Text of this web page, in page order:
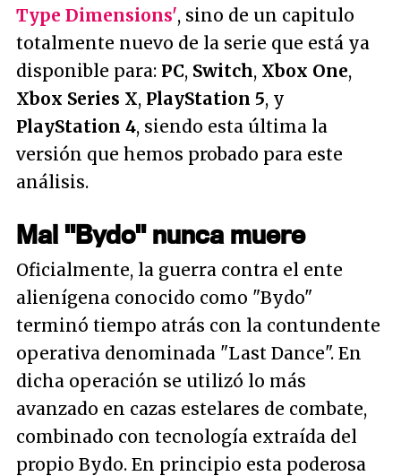
Type Dimensions', sino de un capitulo
totalmente nuevo de la serie que está ya
disponible para: PC, Switch, Xbox One,
Xbox Series X, PlayStation 5, y
PlayStation 4, siendo esta última la
versión que hemos probado para este
análisis.
Mal "Bydo" nunca muere
Oficialmente, la guerra contra el ente
alienígena conocido como "Bydo"
terminó tiempo atrás con la contundente
operativa denominada "Last Dance". En
dicha operación se utilizó lo más
avanzado en cazas estelares de combate,
combinado con tecnología extraída del
propio Bydo. En principio esta poderosa